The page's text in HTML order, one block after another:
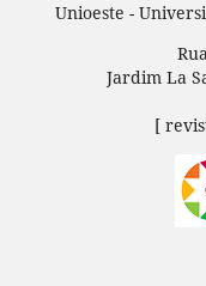
Unioeste -
Jardim La
[